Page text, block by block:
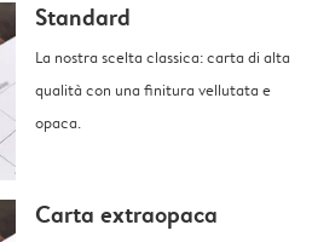
Standard
La nostra scelta classica: carta di alta
qualità con una finitura vellutata e
opaca.
Carta extraopaca